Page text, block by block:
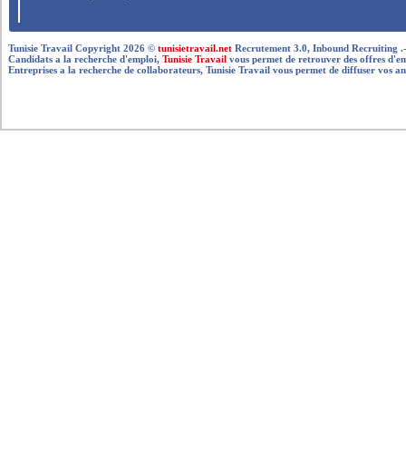
Tunisie Travail Copyright 2026 ©tunisietravail.net Recrutement 3.0, Inbound Recruiting
Candidats a la recherche d'emploi,Tunisie Travail vous permet de retrouver des offres
Entreprises a la recherche de collaborateurs, Tunisie Travail vous permet de diffuser vos